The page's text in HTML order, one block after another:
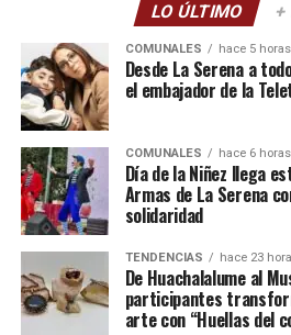
LO ÚLTIMO +
COMUNALES hace 5 horas
Desde La Serena a
el embajador de la
COMUNALES hace 6 horas
Día de la Niñez llega
Armas de La Serena
solidaridad
TENDENCIAS hace 23
De Huachalalume al
participantes
arte con “Huellas del